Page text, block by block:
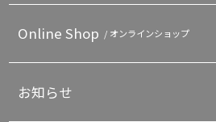
Online Shop / オンラインショップ
お知らせ